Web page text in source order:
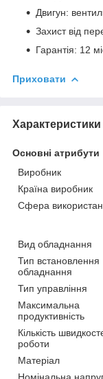
Двигун:
Захист від
Гарантія: 12
Приховати
Характеристики
Основні атрибути
Виробник
Країна виробник
Сфера
Вид обладнання
Тип встановлення
обладнання
Тип управління
Максимальна
продуктивність
Кількість
роботи
Матеріал
Номінальна